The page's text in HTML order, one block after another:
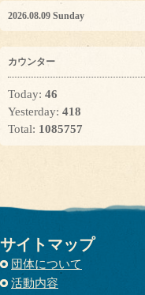
2026.08.09 Sunday
カウンター
Today: 46
Yesterday: 418
Total: 1085757
サイトマップ
団体について
活動内容